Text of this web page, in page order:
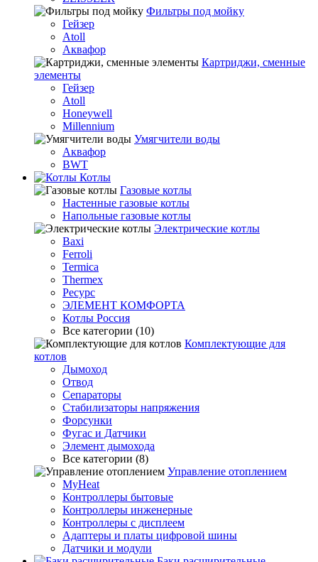
Фильтры под мойку
Гейзер
Atoll
Аквафор
Картриджи, сменные
элементы
Гейзер
Atoll
Honeywell
Millennium
Умягчители воды
Аквафор
BWT
Котлы
Гaзовые котлы
Настенные газовые котлы
Напольные газовые котлы
Электрические котлы
Baxi
Ferroli
Termica
Thermex
Ресурс
ЭЛЕМЕНТ КОМФОРТА
Котлы Россия
Все категории (10)
Комплектующие для
котлов
Дымоход
Отвод
Сепараторы
Стабилизаторы напряжения
Форсунки
Фугас и Датчики
Элемент дымохода
Все категории (8)
Управление отоплением
MyHeat
Контроллеры бытовые
Контроллеры инженерные
Контроллеры с дисплеем
Адаптеры и платы цифровой шины
Датчики и модули